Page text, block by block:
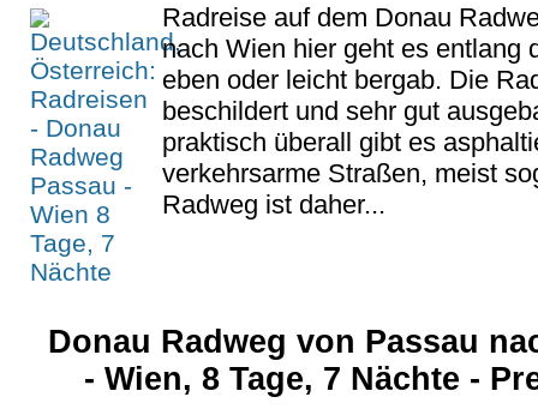
Radreise auf dem Donau
nach Wien hier geht es entlang
eben oder leicht bergab. Die
beschildert und sehr gut
praktisch überall gibt es
verkehrsarme Straßen, meist
Radweg ist daher...
Donau Radweg von Passau
- Wien, 8 Tage, 7 Nächte -